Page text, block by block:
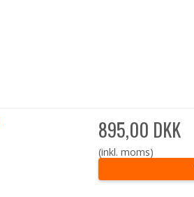
895,00 DKK
(inkl. moms)